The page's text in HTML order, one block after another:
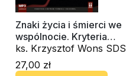
Znaki życia i śmierci we
wspólnocie. Kryteria
rozeznawania (CD-
audiobook)
ks. Krzysztof Wons SDS
27,00 zł